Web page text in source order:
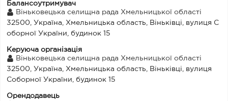
Балансоутримувач
Віньковецька селищна рада Хмельницької області
32500, Україна, Хмельницька область, Віньківці, вулиця С
оборної України, будинок 15
Керуюча організація
Віньковецька селищна рада Хмельницької області
32500, Україна, Хмельницька область, Віньківці, вулиця
Соборної України, будинок 15
Орендодавець